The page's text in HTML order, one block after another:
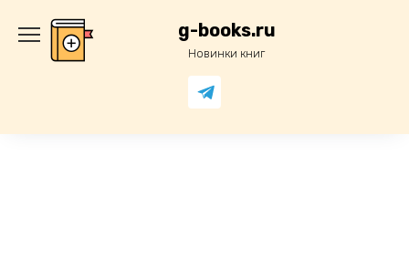
содержанию
g-books.ru
Новинки книг